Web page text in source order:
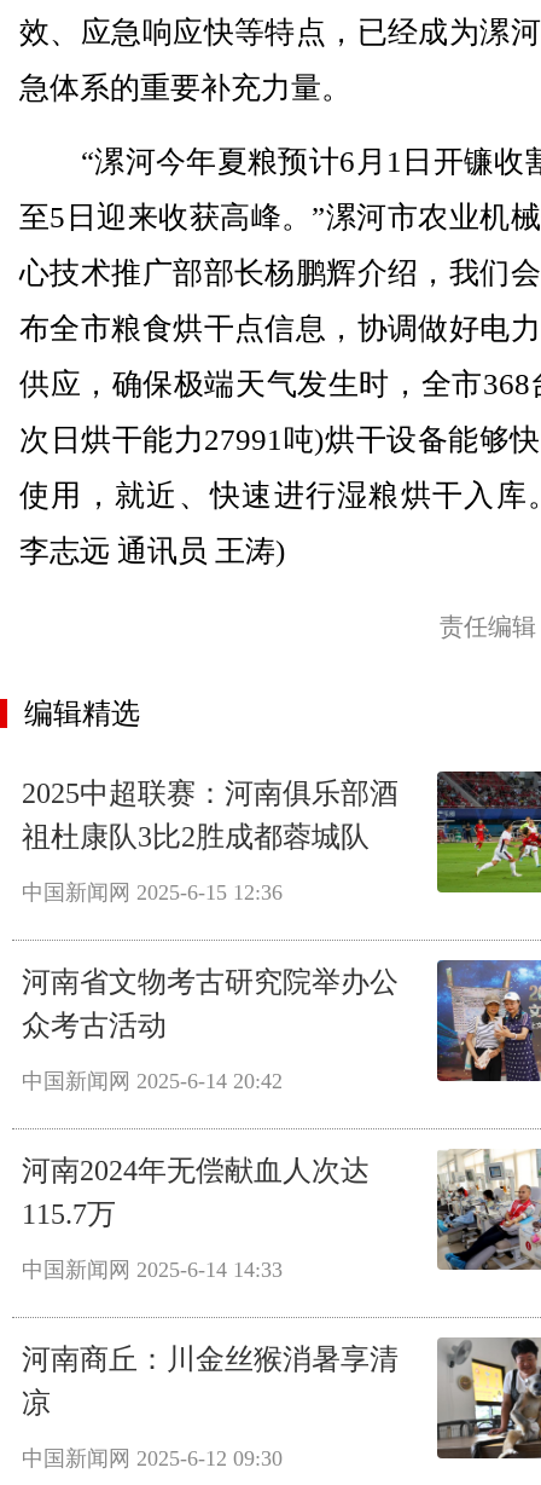
效、应急响应快等特点，已经成为漯
急体系的重要补充力量。
“漯河今年夏粮预计6月1日开镰收
至5日迎来收获高峰。”漯河市农业机
心技术推广部部长杨鹏辉介绍，我们
布全市粮食烘干点信息，协调做好电
供应，确保极端天气发生时，全市368
次日烘干能力27991吨)烘干设备能够
使用，就近、快速进行湿粮烘干入库
李志远 通讯员 王涛)
责任编
编辑精选
2025中超联赛：河南俱乐部酒
祖杜康队3比2胜成都蓉城队
中国新闻网 2025-6-15 12:36
河南省文物考古研究院举办公
众考古活动
中国新闻网 2025-6-14 20:42
河南2024年无偿献血人次达
115.7万
中国新闻网 2025-6-14 14:33
河南商丘：川金丝猴消暑享清
凉
中国新闻网 2025-6-12 09:30